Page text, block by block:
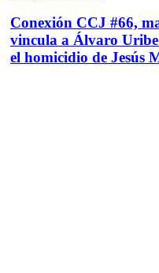
Conexión CCJ #66,
vincula a Álvaro
el homicidio de Jesús